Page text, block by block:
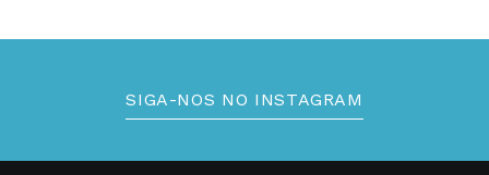
SIGA-NOS NO INSTAGRAM